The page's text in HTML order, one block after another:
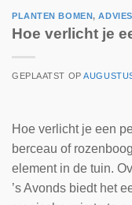
PLANTEN BOMEN,ADVIES
Hoe verlicht je
GEPLAATST OP
Hoe verlicht je een
berceau of
element in de tuin.
’s Avonds biedt het